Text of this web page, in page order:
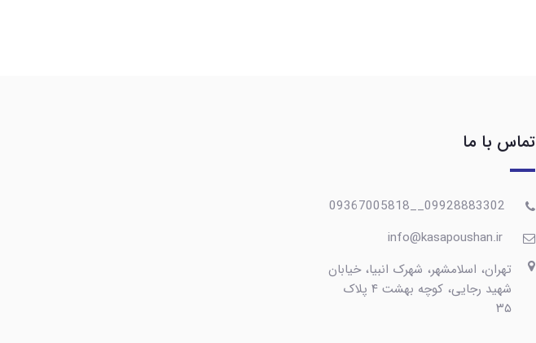
تماس با ما
تهران، اسلامشهر، شهرک انبیا، خیابان
شهید رجایی، کوچه بهشت ۴ پلاک
۳۵